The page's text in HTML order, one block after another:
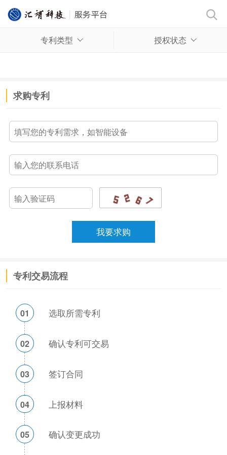
专利类型 授权状态
求购专利
专利交易流程
01 选取所需专利
02 确认专利可交易
03 签订合同
04 上报材料
05 确认变更成功